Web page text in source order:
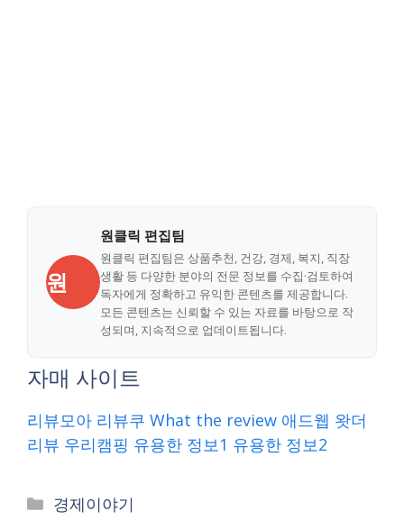
원
원클릭 편집팀
원클릭 편집팀은 상품추천, 건강, 경제, 복지, 직장
생활 등 다양한 분야의 전문 정보를 수집·검토하여
독자에게 정확하고 유익한 콘텐츠를 제공합니다.
모든 콘텐츠는 신뢰할 수 있는 자료를 바탕으로 작
성되며, 지속적으로 업데이트됩니다.
자매 사이트
리뷰모아 리뷰쿠 What the review 애드웹 왓더
리뷰 우리캠핑 유용한 정보1 유용한 정보2
Categories
경제이야기